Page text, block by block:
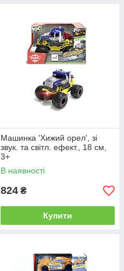
Машинка 'Хижий орел', зі
звук. та світл. ефект., 18 см,
3+
В наявності
824 ₴
Купити